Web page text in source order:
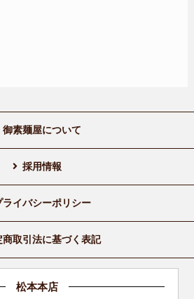
御素麺屋について
採用情報
ライバシーポリシー
商取引法に基づく表記
松本本店